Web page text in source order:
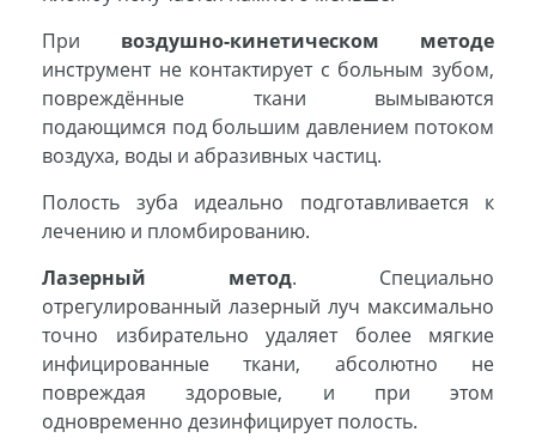
При воздушно-кинетическом методе
инструмент не контактирует с больным зубом,
повреждённые ткани вымываются
подающимся под большим давлением потоком
воздуха, воды и абразивных частиц.
Полость зуба идеально подготавливается к
лечению и пломбированию.
Лазерный метод. Специально
отрегулированный лазерный луч максимально
точно избирательно удаляет более мягкие
инфицированные ткани, абсолютно не
повреждая здоровые, и при этом
одновременно дезинфицирует полость.